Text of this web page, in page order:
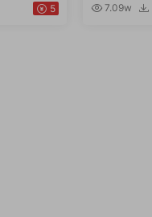
5 7.09w